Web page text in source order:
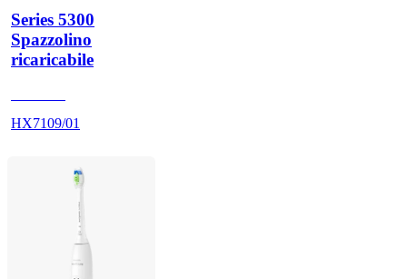
Series 5300
Spazzolino
ricaricabile
HX7109/01